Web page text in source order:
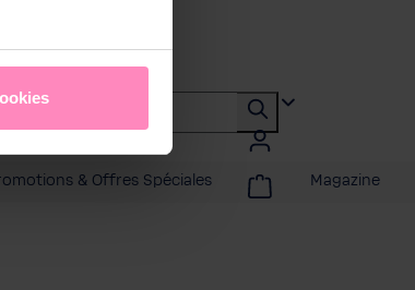
& Offres Spéciales Magazine